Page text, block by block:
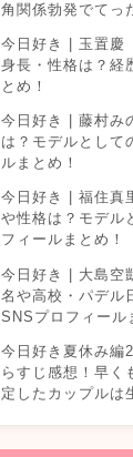
角関係勃発でてっ
今日好き | 玉置慶
身長・性格は？経
とめ！
今日好き | 藤村み
は？モデルとして
ルまとめ！
今日好き | 福住真
や性格は？モデル
フィールまとめ！
今日好き | 大島空
名や高校・パデル
SNSプロフィール
今日好き夏休み編
らすじ感想！早く
定したカップルは